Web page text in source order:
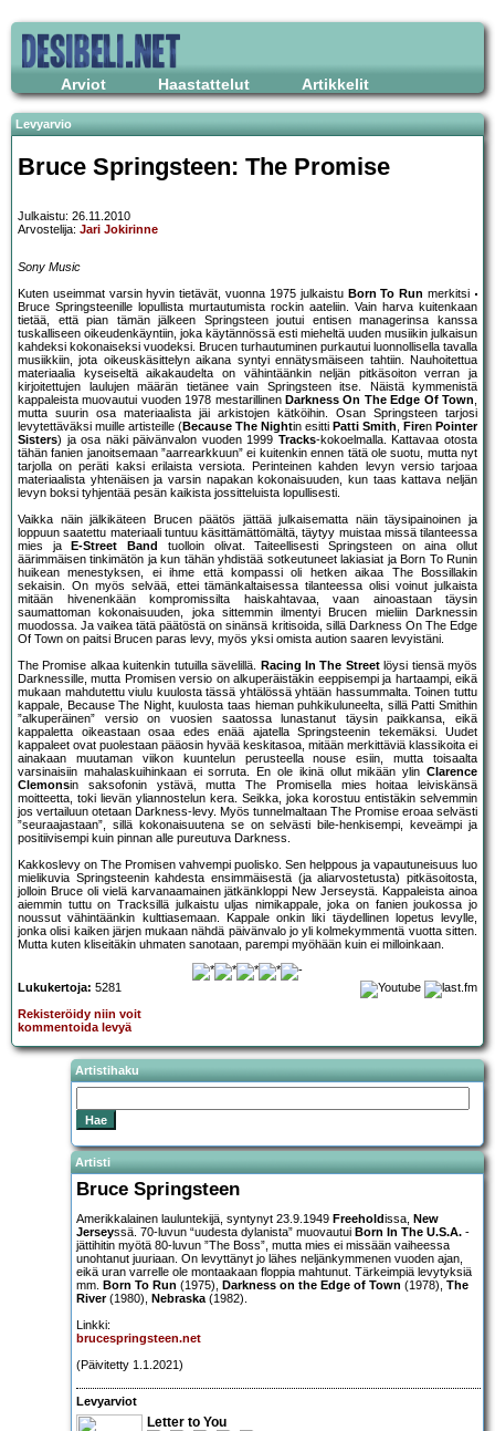
Arviot Haastattelut Artikkelit
Levyarvio
Bruce Springsteen: The Promise
Julkaistu: 26.11.2010
Arvostelija: Jari Jokirinne
Sony Music
Kuten useimmat varsin hyvin tietävät, vuonna 1975 julkaistu Born To Run merkitsi
Bruce Springsteenille lopullista murtautumista rockin aateliin. Vain harva kuitenkaan
tietää, että pian tämän jälkeen Springsteen joutui entisen managerinsa kanssa
tuskalliseen oikeudenkäyntiin, joka käytännössä esti mieheltä uuden musiikin julkaisun
kahdeksi kokonaiseksi vuodeksi. Brucen turhautuminen purkautui luonnollisella tavalla
musiikkiin, jota oikeuskäsittelyn aikana syntyi ennätysmäiseen tahtiin. Nauhoitettua
materiaalia kyseiseltä aikakaudelta on vähintäänkin neljän pitkäsoiton verran ja
kirjoitettujen laulujen määrän tietänee vain Springsteen itse. Näistä kymmenistä
kappaleista muovautui vuoden 1978 mestarillinen Darkness On The Edge Of Town,
mutta suurin osa materiaalista jäi arkistojen kätköihin. Osan Springsteen tarjosi
levytettäväksi muille artisteille (Because The Nightin esitti Patti Smith, Firen Pointer
Sisters) ja osa näki päivänvalon vuoden 1999 Tracks-kokoelmalla. Kattavaa otosta
tähän fanien janoitsemaan ”aarrearkkuun” ei kuitenkin ennen tätä ole suotu, mutta nyt
tarjolla on peräti kaksi erilaista versiota. Perinteinen kahden levyn versio tarjoaa
materiaalista yhtenäisen ja varsin napakan kokonaisuuden, kun taas kattava neljän
levyn boksi tyhjentää pesän kaikista jossitteluista lopullisesti.
Vaikka näin jälkikäteen Brucen päätös jättää julkaisematta näin täysipainoinen ja
loppuun saatettu materiaali tuntuu käsittämättömältä, täytyy muistaa missä tilanteessa
mies ja
E-Street Band
tuolloin olivat. Taiteellisesti Springsteen on aina ollut
äärimmäisen tinkimätön ja kun tähän yhdistää sotkeutuneet lakiasiat ja Born To Runin
huikean menestyksen, ei ihme että kompassi oli hetken aikaa The Bossillakin
sekaisin. On myös selvää, ettei tämänkaltaisessa tilanteessa olisi voinut julkaista
mitään hivenenkään kompromissilta haiskahtavaa, vaan ainoastaan täysin
saumattoman kokonaisuuden, joka sittemmin ilmentyi Brucen mieliin Darknessin
muodossa. Ja vaikea tätä päätöstä on sinänsä kritisoida, sillä Darkness On The Edge
Of Town on paitsi Brucen paras levy, myös yksi omista aution saaren levyistäni.
The Promise alkaa kuitenkin tutuilla sävelillä. Racing In The Streetlöysi tiensä myös
Darknessille, mutta Promisen versio on alkuperäistäkin eeppisempi ja hartaampi, eikä
mukaan mahdutettu viulu kuulosta tässä yhtälössä yhtään hassummalta. Toinen tuttu
kappale, Because The Night, kuulosta taas hieman puhkikuluneelta, sillä Patti Smithin
”alkuperäinen” versio on vuosien saatossa lunastanut täysin paikkansa, eikä
kappaletta oikeastaan osaa edes enää ajatella Springsteenin tekemäksi. Uudet
kappaleet ovat puolestaan pääosin hyvää keskitasoa, mitään merkittäviä klassikoita ei
ainakaan muutaman viikon kuuntelun perusteella nouse esiin, mutta toisaalta
varsinaisiin mahalaskuihinkaan ei sorruta. En ole ikinä ollut mikään ylin Clarence
Clemonsin saksofonin ystävä, mutta The Promisella mies hoitaa leiviskänsä
moitteetta, toki lievän yliannostelun kera. Seikka, joka korostuu entistäkin selvemmin
jos vertailuun otetaan Darkness-levy. Myös tunnelmaltaan The Promise eroaa selvästi
”seuraajastaan”, sillä kokonaisuutena se on selvästi bile-henkisempi, keveämpi ja
positiivisempi kuin pinnan alle pureutuva Darkness.
Kakkoslevy on The Promisen vahvempi puolisko. Sen helppous ja vapautuneisuus luo
mielikuvia Springsteenin kahdesta ensimmäisestä (ja aliarvostetusta) pitkäsoitosta,
jolloin Bruce oli vielä karvanaamainen jätkänkloppi New Jerseystä. Kappaleista ainoa
aiemmin tuttu on Tracksillä julkaistu uljas nimikappale, joka on fanien joukossa jo
noussut vähintäänkin kulttiasemaan. Kappale onkin liki täydellinen lopetus levylle,
jonka olisi kaiken järjen mukaan nähdä päivänvalo jo yli kolmekymmentä vuotta sitten.
Mutta kuten kliseitäkin uhmaten sanotaan, parempi myöhään kuin ei milloinkaan.
Lukukertoja: 5281
Rekisteröidy niin voit
kommentoida levyä
Artistihaku
Artisti
Bruce Springsteen
Amerikkalainen lauluntekijä, syntynyt 23.9.1949 Freeholdissa, New
Jerseyssä. 70-luvun “uudesta dylanista” muovautui Born In The U.S.A. -
jättihitin myötä 80-luvun ”The Boss”, mutta mies ei missään vaiheessa
unohtanut juuriaan. On levyttänyt jo lähes neljänkymmenen vuoden ajan,
eikä uran varrelle ole montaakaan floppia mahtunut. Tärkeimpiä levytyksiä
mm. Born To Run (1975), Darkness on the Edge of Town (1978), The
River(1980), Nebraska (1982).
Linkki:
brucespringsteen.net
(Päivitetty 1.1.2021)
Levyarviot
Letter to You